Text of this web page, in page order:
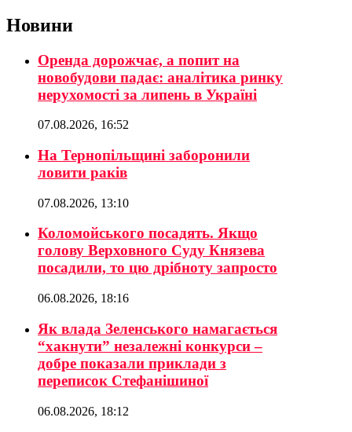
Новини
Оренда дорожчає, а попит на
новобудови падає: аналітика ринку
нерухомості за липень в Україні
07.08.2026, 16:52
На Тернопільщині заборонили
ловити раків
07.08.2026, 13:10
Коломойського посадять. Якщо
голову Верховного Суду Князева
посадили, то цю дрібноту запросто
06.08.2026, 18:16
Як влада Зеленського намагається
“хакнути” незалежні конкурси –
добре показали приклади з
переписок Стефанішиної
06.08.2026, 18:12